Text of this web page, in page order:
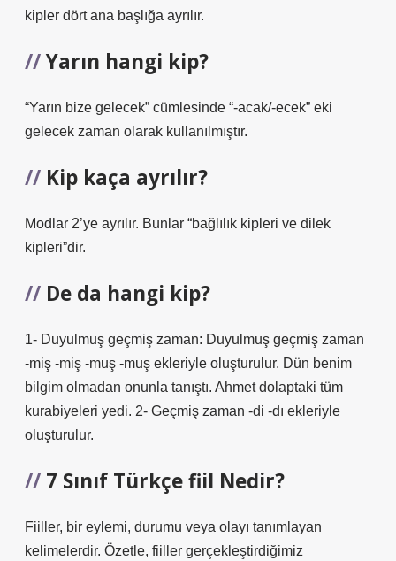
kipler dört ana başlığa ayrılır.
Yarın hangi kip?
“Yarın bize gelecek” cümlesinde “-acak/-ecek” eki
gelecek zaman olarak kullanılmıştır.
Kip kaça ayrılır?
Modlar 2’ye ayrılır. Bunlar “bağlılık kipleri ve dilek
kipleri”dir.
De da hangi kip?
1- Duyulmuş geçmiş zaman: Duyulmuş geçmiş zaman
-miş -miş -muş -muş ekleriyle oluşturulur. Dün benim
bilgim olmadan onunla tanıştı. Ahmet dolaptaki tüm
kurabiyeleri yedi. 2- Geçmiş zaman -di -dı ekleriyle
oluşturulur.
7 Sınıf Türkçe fiil Nedir?
Fiiller, bir eylemi, durumu veya olayı tanımlayan
kelimelerdir. Özetle, fiiller gerçekleştirdiğimiz